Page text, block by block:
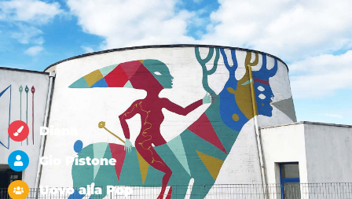
Diana
Gio Pistone
Uovo alla Pop